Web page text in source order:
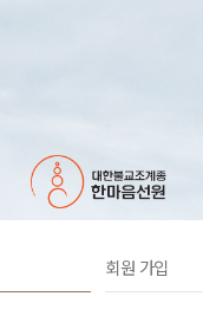
회원 가입